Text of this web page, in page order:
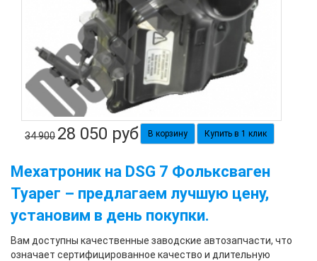
34 900 28 050 руб Купить в 1 клик
Мехатроник на DSG 7 Фольксваген
Туарег – предлагаем лучшую цену,
установим в день покупки.
Вам доступны качественные заводские автозапчасти, что
означает сертифицированное качество и длительную